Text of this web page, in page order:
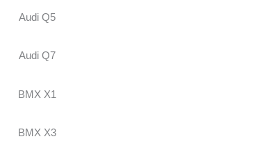
Audi Q5
Audi Q7
BMX X1
BMX X3